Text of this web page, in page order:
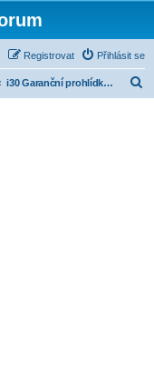
Přihlásit se
Registrovat
i30 Garanční prohlídky, servis